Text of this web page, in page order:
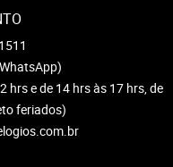
hrs e de 14 hrs às 17 hrs, de
feriados)